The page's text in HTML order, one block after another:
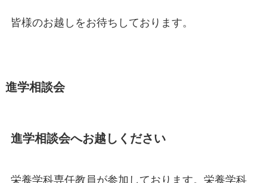
皆様のお越しをお待ちしております。
進学相談会
進学相談会へお越しください
栄養学科専任教員が参加しております。栄養学科